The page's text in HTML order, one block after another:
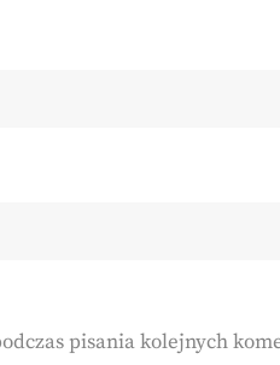
pisania kolejnych